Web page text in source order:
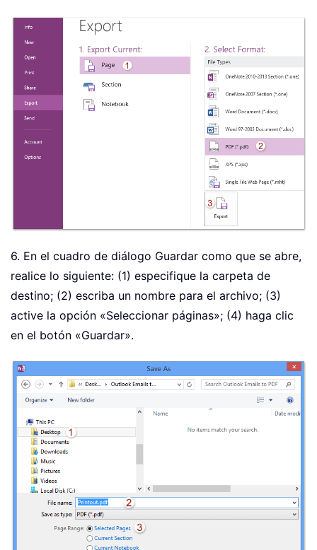
6. En el cuadro de diálogo Guardar como que se abre,
realice lo siguiente: (1) especifique la carpeta de
destino; (2) escriba un nombre para el archivo; (3)
active la opción «Seleccionar páginas»; (4) haga clic
en el botón «Guardar».